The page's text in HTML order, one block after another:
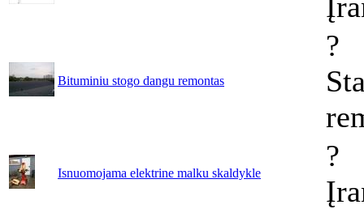
Bituminiu stogo dangu remontas
?
Isnuomojama elektrine malku skaldykle
?